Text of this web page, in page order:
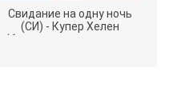
Свидание на одну ночь
(СИ) - Купер Хелен
(бесплатные серии книг